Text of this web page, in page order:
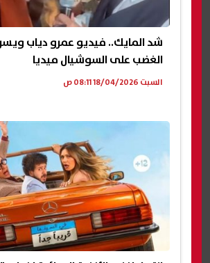
شد المايك.. فيديو عمرو دياب
الغضب على السوشيال ميديا
السبت 18/04/2026 08:11 ص